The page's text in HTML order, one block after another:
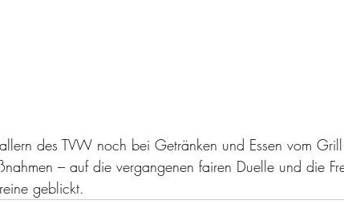
des TVW noch bei Getränken und Essen vom
– auf die vergangenen fairen Duelle und die
geblickt.